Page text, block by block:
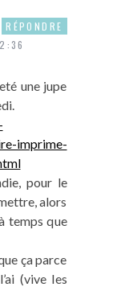
une jupe
imprime-
pour le
alors
temps que
ça parce
(vive les
RÉPONDRE